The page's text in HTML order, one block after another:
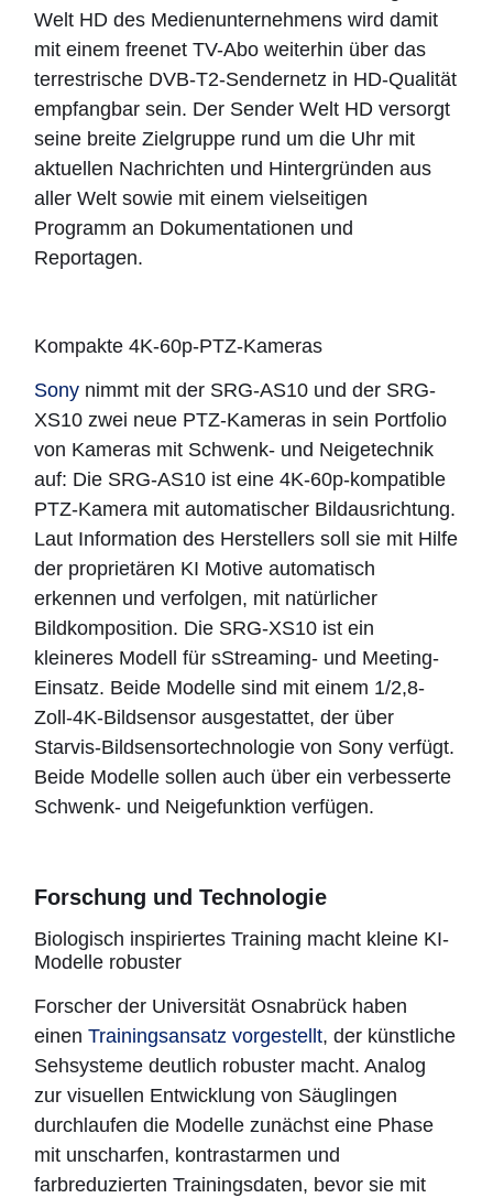
Welt HD des Medienunternehmens wird damit
mit einem freenet TV-Abo weiterhin über das
terrestrische DVB-T2-Sendernetz in HD-Qualität
empfangbar sein. Der Sender Welt HD versorgt
seine breite Zielgruppe rund um die Uhr mit
aktuellen Nachrichten und Hintergründen aus
aller Welt sowie mit einem vielseitigen
Programm an Dokumentationen und
Reportagen.
Kompakte 4K-60p-PTZ-Kameras
Sony nimmt mit der SRG-AS10 und der SRG-
XS10 zwei neue PTZ-Kameras in sein Portfolio
von Kameras mit Schwenk- und Neigetechnik
auf: Die SRG-AS10 ist eine 4K-60p-kompatible
PTZ-Kamera mit automatischer Bildausrichtung.
Laut Information des Herstellers soll sie mit Hilfe
der proprietären KI Motive automatisch
erkennen und verfolgen, mit natürlicher
Bildkomposition. Die SRG-XS10 ist ein
kleineres Modell für sStreaming- und Meeting-
Einsatz. Beide Modelle sind mit einem 1/2,8-
Zoll-4K-Bildsensor ausgestattet, der über
Starvis-Bildsensortechnologie von Sony verfügt.
Beide Modelle sollen auch über ein verbesserte
Schwenk- und Neigefunktion verfügen.
Forschung und Technologie
Biologisch inspiriertes Training macht kleine KI-
Modelle robuster
Forscher der Universität Osnabrück haben
einenTrainingsansatz vorgestellt, der künstliche
Sehsysteme deutlich robuster macht. Analog
zur visuellen Entwicklung von Säuglingen
durchlaufen die Modelle zunächst eine Phase
mit unscharfen, kontrastarmen und
farbreduzierten Trainingsdaten, bevor sie mit